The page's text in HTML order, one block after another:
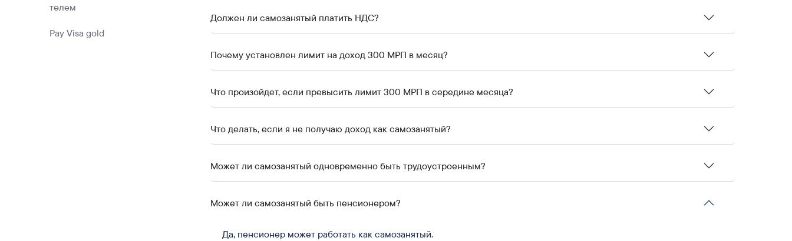
төлем
Pay Visa gold
Должен ли самозанятый платить НДС?
Почему установлен лимит на доход 300 МРП в месяц?
Что произойдет, если превысить лимит 300 МРП в середине месяца?
Что делать, если я не получаю доход как самозанятый?
Может ли самозанятый одновременно быть трудоустроенным?
Может ли самозанятый быть пенсионером?
Да, пенсионер может работать как самозанятый.